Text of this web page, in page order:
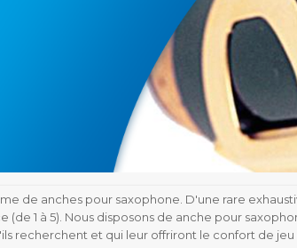
de anches pour saxophone. D'une rare
(de 1 à 5). Nous disposons de anche pour
recherchent et qui leur offriront le confort de jeu